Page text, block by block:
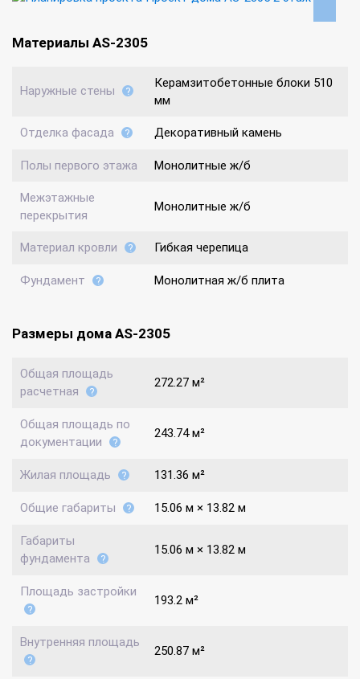
Материалы AS-2305
Наружные стены
Керамзитобетонные блоки 510
мм
Отделка фасада Декоративный камень
Полы первого этажа Монолитные ж/б
Межэтажные
перекрытия
Монолитные ж/б
Материал кровли Гибкая черепица
Фундамент Монолитная ж/б плита
Размеры дома AS-2305
Общая площадь
расчетная
272.27 м²
Общая площадь по
документации
243.74 м²
Жилая площадь 131.36 м²
Общие габариты 15.06 м × 13.82 м
Габариты
фундамента
15.06 м × 13.82 м
Площадь застройки
193.2 м²
Внутренняя площадь
250.87 м²